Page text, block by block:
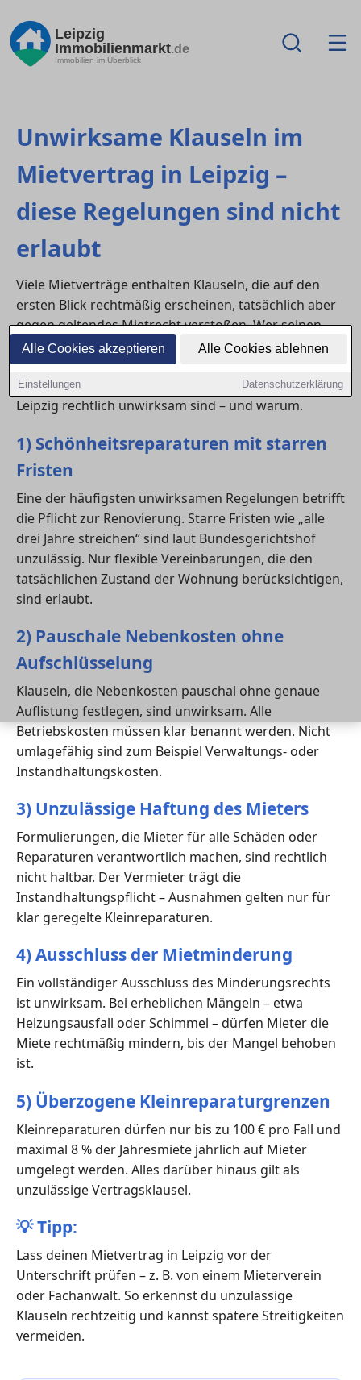
Alle Cookies akzeptieren Alle Cookies ablehnen
Einstellungen Datenschutzerklärung
Leipzig
Immobilienmarkt.de
Immobilien im Überblick
Unwirksame Klauseln im
Mietvertrag in Leipzig –
diese Regelungen sind nicht
erlaubt
Viele Mietverträge enthalten Klauseln, die auf den
ersten Blick rechtmäßig erscheinen, tatsächlich aber
gegen geltendes Mietrecht verstoßen. Wer seinen
Vertrag genau prüft, kann sich vor unnötigen
Verpflichtungen und Kosten schützen. Hier erfährst
du, welche typischen Vertragsformulierungen in
Leipzig rechtlich unwirksam sind – und warum.
1) Schönheitsreparaturen mit starren
Fristen
Eine der häufigsten unwirksamen Regelungen betrifft
die Pflicht zur Renovierung. Starre Fristen wie „alle
drei Jahre streichen“ sind laut Bundesgerichtshof
unzulässig. Nur flexible Vereinbarungen, die den
tatsächlichen Zustand der Wohnung berücksichtigen,
sind erlaubt.
2) Pauschale Nebenkosten ohne
Aufschlüsselung
Klauseln, die Nebenkosten pauschal ohne genaue
Auflistung festlegen, sind unwirksam. Alle
Betriebskosten müssen klar benannt werden. Nicht
umlagefähig sind zum Beispiel Verwaltungs- oder
Instandhaltungskosten.
3) Unzulässige Haftung des Mieters
Formulierungen, die Mieter für alle Schäden oder
Reparaturen verantwortlich machen, sind rechtlich
nicht haltbar. Der Vermieter trägt die
Instandhaltungspflicht – Ausnahmen gelten nur für
klar geregelte Kleinreparaturen.
4) Ausschluss der Mietminderung
Ein vollständiger Ausschluss des Minderungsrechts
ist unwirksam. Bei erheblichen Mängeln – etwa
Heizungsausfall oder Schimmel – dürfen Mieter die
Miete rechtmäßig mindern, bis der Mangel behoben
ist.
5) Überzogene Kleinreparaturgrenzen
Kleinreparaturen dürfen nur bis zu 100 € pro Fall und
maximal 8 % der Jahresmiete jährlich auf Mieter
umgelegt werden. Alles darüber hinaus gilt als
unzulässige Vertragsklausel.
💡Tipp:
Lass deinen Mietvertrag in Leipzig vor der
Unterschrift prüfen – z. B. von einem Mieterverein
oder Fachanwalt. So erkennst du unzulässige
Klauseln rechtzeitig und kannst spätere Streitigkeiten
vermeiden.